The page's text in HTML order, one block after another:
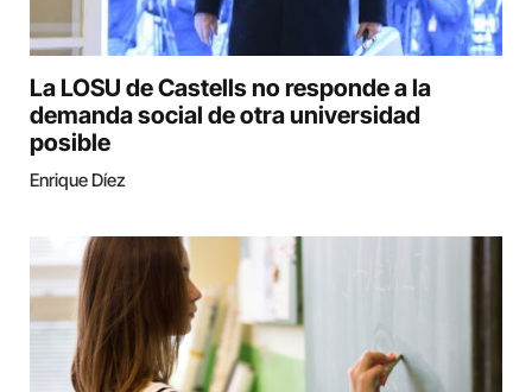
La LOSU de Castells no responde a la
demanda social de otra universidad
posible
Enrique Díez